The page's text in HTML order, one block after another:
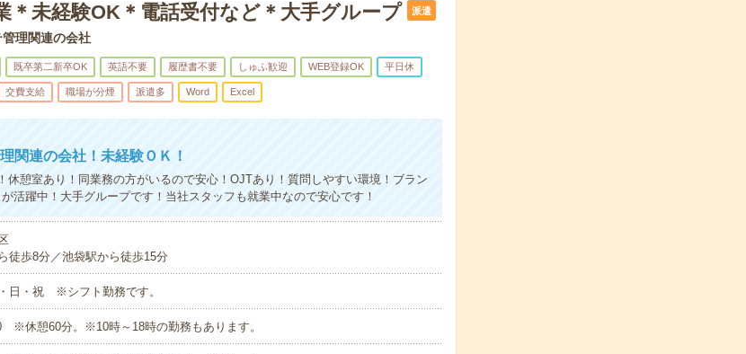
＊未経験OK＊電話受付など＊大手グループ 派遣
理関連の会社
既卒第二新卒OK 英語不要 履歴書不要 しゅふ歓迎 WEB登録OK 平日休
交費支給 職場が分煙 派遣多 Word Excel
関連の会社！未経験ＯＫ！
休憩室あり！同業務の方がいるので安心！OJTあり！質問しやすい環境！ブラン
活躍中！大手グループです！当社スタッフも就業中なので安心です！
徒歩8分／池袋駅から徒歩15分
日・祝 ※シフト勤務です。
※休憩60分。※10時～18時の勤務もあります。